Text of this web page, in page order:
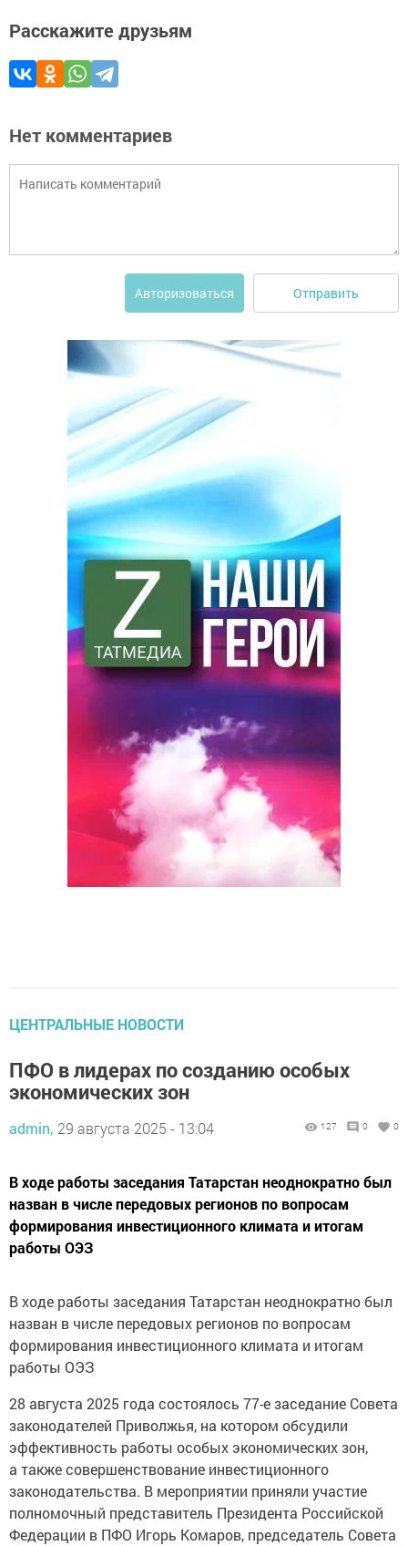
Расскажите друзьям
Нет комментариев
Авторизоваться Отправить
ЦЕНТРАЛЬНЫЕ НОВОСТИ
ПФО в лидерах по созданию особых
экономических зон
admin, 29 августа 2025 - 13:04 127 0 0
В ходе работы заседания Татарстан неоднократно был
назван в числе передовых регионов по вопросам
формирования инвестиционного климата и итогам
работы ОЭЗ
В ходе работы заседания Татарстан неоднократно был
назван в числе передовых регионов по вопросам
формирования инвестиционного климата и итогам
работы ОЭЗ
28 августа 2025 года состоялось 77-е заседание Совета
законодателей Приволжья, на котором обсудили
эффективность работы особых экономических зон,
а также совершенствование инвестиционного
законодательства. В мероприятии приняли участие
полномочный представитель Президента Российской
Федерации в ПФО Игорь Комаров, председатель Совета